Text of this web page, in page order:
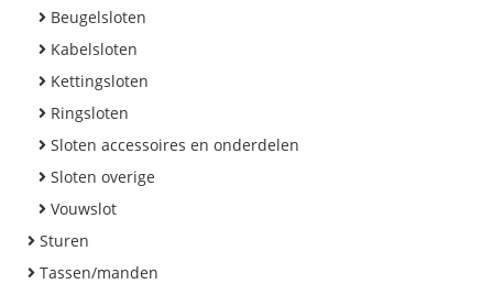
Beugelsloten
Kabelsloten
Kettingsloten
Ringsloten
Sloten accessoires en onderdelen
Sloten overige
Vouwslot
Sturen
Tassen/manden